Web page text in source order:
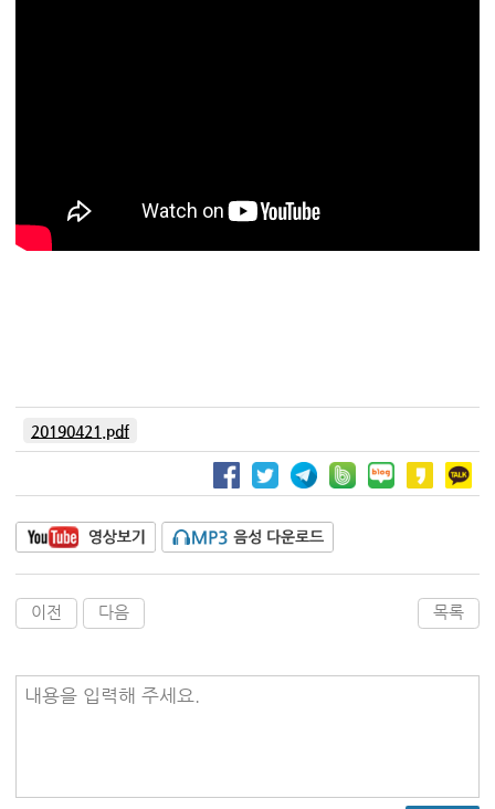
20190421.pdf
이전 다음 목록
내용을 입력해 주세요.